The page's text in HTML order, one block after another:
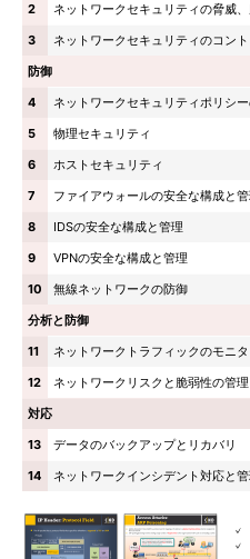
2
ネットワークセキュリティの脅威
3
ネットワークセキュリティのコン
防御
4
ネットワークセキュリティポリシ
5
物理セキュリティ
6
ホストセキュリティ
7
ファイアウォールの安全な構成と
8
IDSの安全な構成と管理
9
VPNの安全な構成と管理
10
無線ネットワークの防御
分析と防御
11
ネットワークトラフィックのモニ
12
ネットワークリスクと脆弱性の管理
対応
13
データのバックアップとリカバリ
14
ネットワークインシデント対応と